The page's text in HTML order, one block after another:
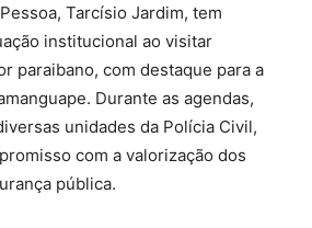
Tarcísio Jardim, tem
institucional ao visitar
paraibano, com destaque para a
Durante as agendas,
unidades da Polícia Civil,
com a valorização dos
pública.